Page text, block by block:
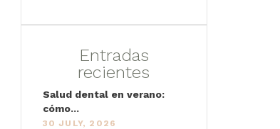
Entradas
recientes
Salud dental en verano:
cómo...
30 JULY, 2026